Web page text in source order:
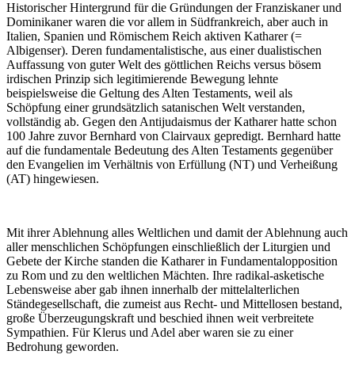
Historischer Hintergrund für die Gründungen der Franziskaner und
Dominikaner waren die vor allem in Südfrankreich, aber auch in
Italien, Spanien und Römischem Reich aktiven Katharer (=
Albigenser). Deren fundamentalistische, aus einer dualistischen
Auffassung von guter Welt des göttlichen Reichs versus bösem
irdischen Prinzip sich legitimierende Bewegung lehnte
beispielsweise die Geltung des Alten Testaments, weil als
Schöpfung einer grundsätzlich satanischen Welt verstanden,
vollständig ab. Gegen den Antijudaismus der Katharer hatte schon
100 Jahre zuvor Bernhard von Clairvaux gepredigt. Bernhard hatte
auf die fundamentale Bedeutung des Alten Testaments gegenüber
den Evangelien im Verhältnis von Erfüllung (NT) und Verheißung
(AT) hingewiesen.
Mit ihrer Ablehnung alles Weltlichen und damit der Ablehnung auch
aller menschlichen Schöpfungen einschließlich der Liturgien und
Gebete der Kirche standen die Katharer in Fundamentalopposition
zu Rom und zu den weltlichen Mächten. Ihre radikal-asketische
Lebensweise aber gab ihnen innerhalb der mittelalterlichen
Ständegesellschaft, die zumeist aus Recht- und Mittellosen bestand,
große Überzeugungskraft und beschied ihnen weit verbreitete
Sympathien. Für Klerus und Adel aber waren sie zu einer
Bedrohung geworden.